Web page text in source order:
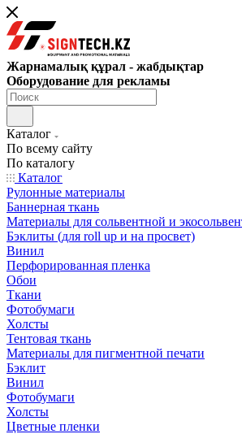
Жарнамалық құрал - жабдықтар
Оборудование для рекламы
Каталог
По всему сайту
По каталогу
Каталог
Рулонные материалы
Баннерная ткань
Материалы для сольвентной и
Бэклиты (для roll up и на просвет)
Винил
Перфорированная пленка
Обои
Ткани
Фотобумаги
Холсты
Тентовая ткань
Материалы для пигментной печати
Бэклит
Винил
Фотобумаги
Холсты
Цветные пленки